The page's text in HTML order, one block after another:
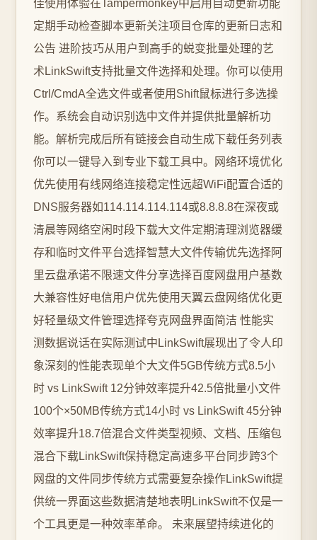
佳使用体验在Tampermonkey中启用自动更新功能
定期手动检查脚本更新关注项目仓库的更新日志和
公告 进阶技巧从用户到高手的蜕变批量处理的艺
术LinkSwift支持批量文件选择和处理。你可以使用
Ctrl/CmdA全选文件或者使用Shift鼠标进行多选操
作。系统会自动识别选中文件并提供批量解析功
能。解析完成后所有链接会自动生成下载任务列表
你可以一键导入到专业下载工具中。网络环境优化
优先使用有线网络连接稳定性远超WiFi配置合适的
DNS服务器如114.114.114.114或8.8.8.8在深夜或
清晨等网络空闲时段下载大文件定期清理浏览器缓
存和临时文件平台选择智慧大文件传输优先选择阿
里云盘承诺不限速文件分享选择百度网盘用户基数
大兼容性好电信用户优先使用天翼云盘网络优化更
好轻量级文件管理选择夸克网盘界面简洁 性能实
测数据说话在实际测试中LinkSwift展现出了令人印
象深刻的性能表现单个大文件5GB传统方式8.5小
时 vs LinkSwift 12分钟效率提升42.5倍批量小文件
100个×50MB传统方式14小时 vs LinkSwift 45分钟
效率提升18.7倍混合文件类型视频、文档、压缩包
混合下载LinkSwift保持稳定高速多平台同步跨3个
网盘的文件同步传统方式需要复杂操作LinkSwift提
供统一界面这些数据清楚地表明LinkSwift不仅是一
个工具更是一种效率革命。 未来展望持续进化的